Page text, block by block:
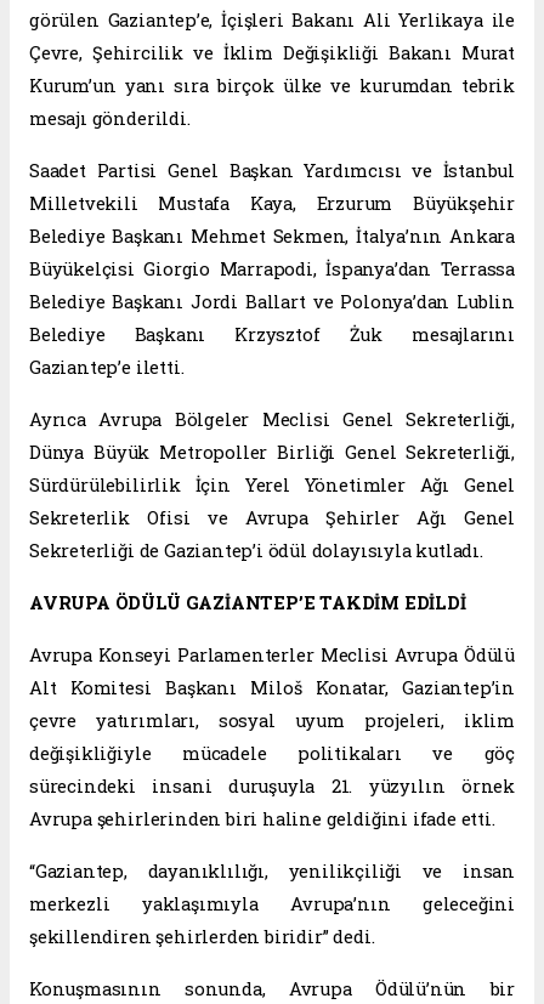
görülen Gaziantep’e, İçişleri Bakanı Ali Yerlikaya ile
Çevre, Şehircilik ve İklim Değişikliği Bakanı Murat
Kurum’un yanı sıra birçok ülke ve kurumdan tebrik
mesajı gönderildi.
Saadet Partisi Genel Başkan Yardımcısı ve İstanbul
Milletvekili Mustafa Kaya, Erzurum Büyükşehir
Belediye Başkanı Mehmet Sekmen, İtalya’nın Ankara
Büyükelçisi Giorgio Marrapodi, İspanya’dan Terrassa
Belediye Başkanı Jordi Ballart ve Polonya’dan Lublin
Belediye Başkanı Krzysztof Żuk mesajlarını
Gaziantep’e iletti.
Ayrıca Avrupa Bölgeler Meclisi Genel Sekreterliği,
Dünya Büyük Metropoller Birliği Genel Sekreterliği,
Sürdürülebilirlik İçin Yerel Yönetimler Ağı Genel
Sekreterlik Ofisi ve Avrupa Şehirler Ağı Genel
Sekreterliği de Gaziantep’i ödül dolayısıyla kutladı.
AVRUPA ÖDÜLÜ GAZİANTEP’E TAKDİM EDİLDİ
Avrupa Konseyi Parlamenterler Meclisi Avrupa Ödülü
Alt Komitesi Başkanı Miloš Konatar, Gaziantep’in
çevre yatırımları, sosyal uyum projeleri, iklim
değişikliğiyle mücadele politikaları ve göç
sürecindeki insani duruşuyla 21. yüzyılın örnek
Avrupa şehirlerinden biri haline geldiğini ifade etti.
“Gaziantep, dayanıklılığı, yenilikçiliği ve insan
merkezli yaklaşımıyla Avrupa’nın geleceğini
şekillendiren şehirlerden biridir” dedi.
Konuşmasının sonunda, Avrupa Ödülü’nün bir